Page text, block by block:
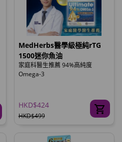
MedHerbs醫學級極純rTG
1500迷你魚油
家庭科醫生推薦 94%高純度
Omega-3
HKD$424
HKD$499